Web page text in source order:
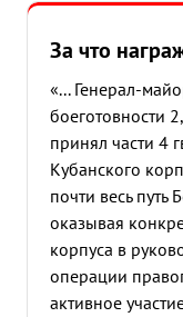
За что
«... Генерал-
боеготовности
принял части 4
Кубанского
почти весь
оказывая
корпуса в
операции
активное